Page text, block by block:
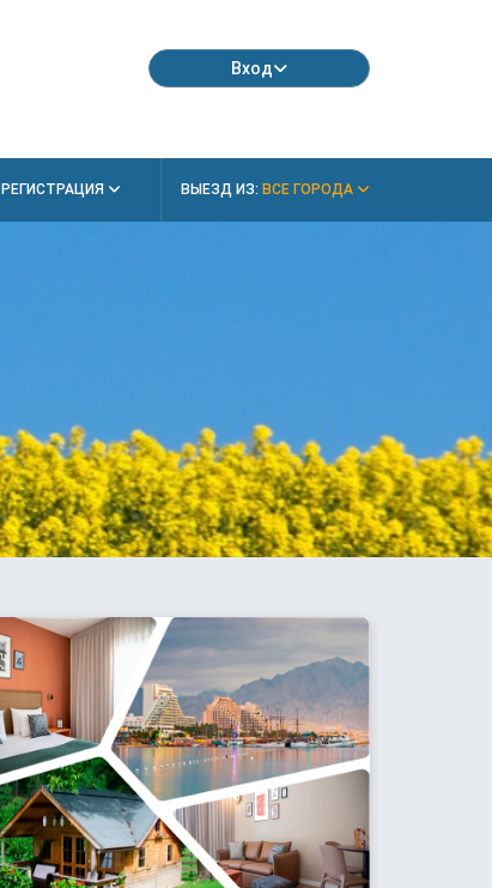
Вход
РЕГИСТРАЦИЯ ВЫЕЗД ИЗ: ВСЕ ГОРОДА